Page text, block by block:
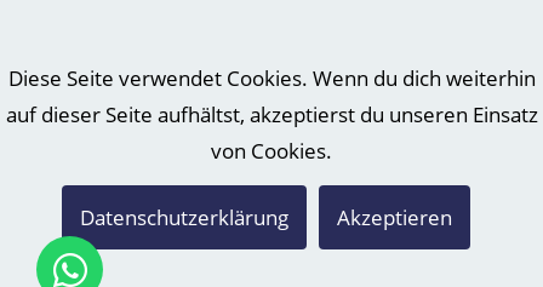
Hochzeitsfotograf in Jena
Hochzeitsfotograf in Halle/Saale
Hochzeitsfotograf in Magdeburg
Hochzeitsfotograf in Leipzig
Diese Seite verwendet Cookies. Wenn du dich weiterhin
auf dieser Seite aufhältst, akzeptierst du unseren Einsatz
von Cookies.
Datenschutzerklärung Akzeptieren